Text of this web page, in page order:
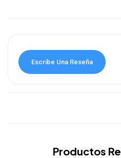
Escribe Una Reseña
Productos